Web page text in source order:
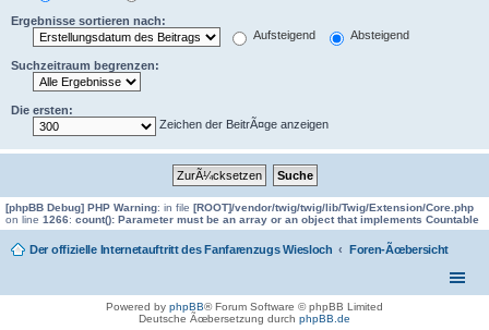
Ergebnisse sortieren nach:
Aufsteigend
Absteigend
Suchzeitraum begrenzen:
Die ersten:
Zeichen der BeitrÃ¤ge anzeigen
[phpBB Debug] PHP Warning: in file [ROOT]/vendor/twig/twig/lib/Twig/Extension/Core.php
on line 1266: count(): Parameter must be an array or an object that implements Countable
Der offizielle Internetauftritt des Fanfarenzugs Wiesloch Foren-Ãœbersicht
Powered by phpBB® Forum Software © phpBB Limited
Deutsche Ãœbersetzung durch phpBB.de